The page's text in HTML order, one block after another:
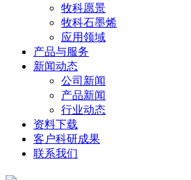
牧科愿景
牧科石墨烯
应用领域
产品与服务
新闻动态
公司新闻
产品新闻
行业动态
资料下载
客户科研成果
联系我们